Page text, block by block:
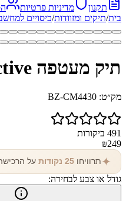
תקנון
מדיניות פרטיות
בית/תיקים ומזוודות/כיסויים
תיק מעטפה The Protective למחשב 15.6 אינץ' מבד קנווס מבית כאמל מאונטיין
מק״ט: BZ-CM4430
491 ביקורות
₪249
✦ תרוויחו 25 נקודות על
גודל או צבע לבחירה: